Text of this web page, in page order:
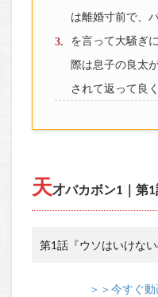
は離婚寸前で、
を言って大騒ぎ
際は息子の良太
されて返って良
天才バカボン1｜第
第1話『ウソはいけな
＞＞今すぐ